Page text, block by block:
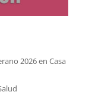
2026 en Casa